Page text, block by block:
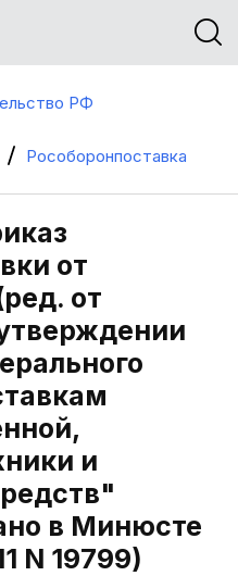
РФ
Рособоронпоставка
от
от
и
в Минюсте
N 19799)